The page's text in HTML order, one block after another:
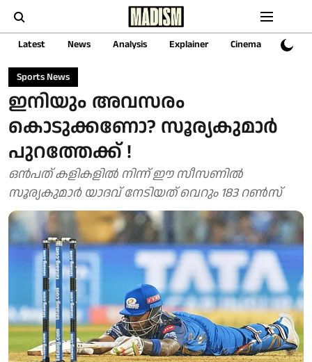
Latest News Analysis Explainer Cinema Sports
Sports News
ഇനിയും അവസരം
കൊടുക്കണോ? സൂര്യകുമാർ
പുറത്തേക്ക് !
ഒൻപത് കളികളിൽ നിന്ന് ഈ സീസണിൽ
സൂര്യകുമാർ യാദവ് നേടിയത് വെറും 183 റൺസ്